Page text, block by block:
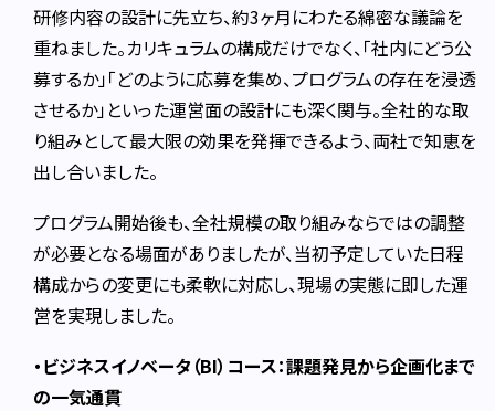
研修内容の設計に先立ち、約3ヶ月にわたる綿密な議論を
重ねました。カリキュラムの構成だけでなく、「社内にどう公
募するか」「どのように応募を集め、プログラムの存在を浸透
させるか」といった運営面の設計にも深く関与。全社的な取
り組みとして最大限の効果を発揮できるよう、両社で知恵を
出し合いました。
プログラム開始後も、全社規模の取り組みならではの調整
が必要となる場面がありましたが、当初予定していた日程
構成からの変更にも柔軟に対応し、現場の実態に即した運
営を実現しました。
・ビジネスイノベータ（BI）コース：課題発見から企画化まで
の一気通貫